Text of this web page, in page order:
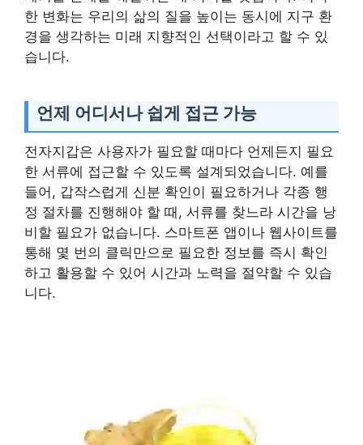
한 변화는 우리의 삶의 질을 높이는 동시에 지구 환
경을 생각하는 미래 지향적인 선택이라고 할 수 있
습니다.
언제 어디서나 쉽게 접근 가능
전자지갑은 사용자가 필요할 때마다 언제든지 필요
한 서류에 접근할 수 있도록 설계되었습니다. 예를
들어, 갑작스럽게 신분 확인이 필요하거나 각종 행
정 절차를 진행해야 할 때, 서류를 찾느라 시간을 낭
비할 필요가 없습니다. 스마트폰 앱이나 웹사이트를
통해 몇 번의 클릭만으로 필요한 정보를 즉시 확인
하고 활용할 수 있어 시간과 노력을 절약할 수 있습
니다.